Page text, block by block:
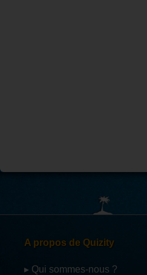
A propos de Quizity
▸ Qui sommes-nous ?